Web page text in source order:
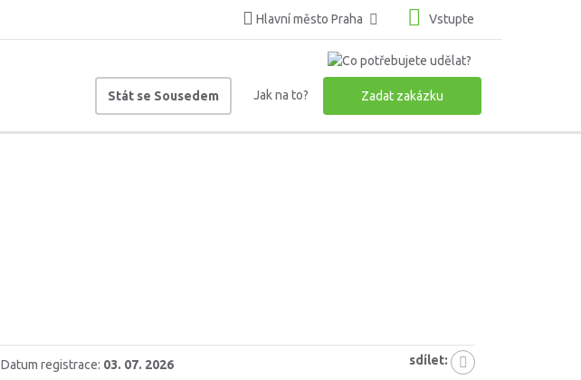
Hlavní město Praha Vstupte
Stát se Sousedem Jak na to? Zadat zakázku
Datum registrace: 03. 07. 2026 sdílet: